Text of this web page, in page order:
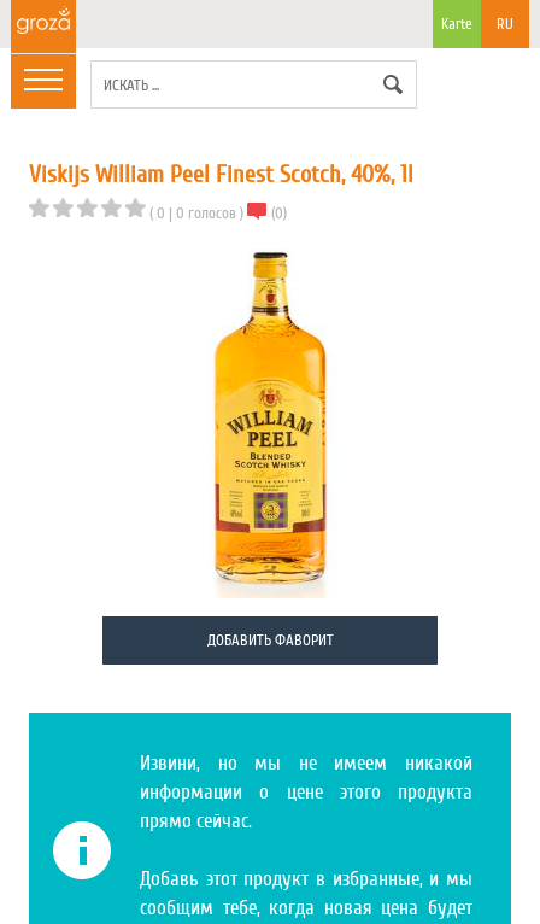
RU
Karte
Viskijs William Peel Finest Scotch, 40%, 1l
( 0 | 0 голосов ) (0)
ДОБАВИТЬ ФАВОРИТ
Извини, но мы не имеем никакой
информации о цене этого продукта
прямо сейчас.
Добавь этот продукт в избранные, и мы
сообщим тебе, когда новая цена будет